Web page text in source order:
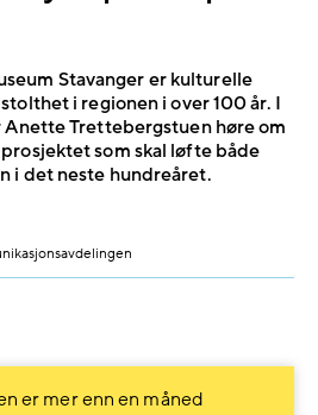
Stavanger er kulturelle
i regionen i over 100 år. I
Trettebergstuen høre om
som skal løfte både
i det neste hundreåret.
er mer enn en måned